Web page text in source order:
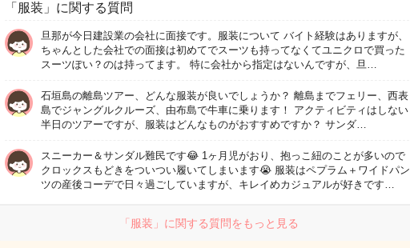
「服装」に関する質問
旦那が今日建設業の会社に面接です。服装について バイト経験はありますが、
ちゃんとした会社での面接は初めてでスーツも持ってなくてユニクロで買った
スーツぽい？のは持ってます。 特に会社から指定はないんですが、旦…
石垣島の離島ツアー、どんな服装が良いでしょうか？ 離島までフェリー、西表
島でジャングルクルーズ、由布島で牛車に乗ります！ アクティビティはしない
半日のツアーですが、服装はどんなものがおすすめですか？ サンダ…
スニーカー＆サンダル難民です😂 1ヶ月児がおり、抱っこ紐のことが多いので
クロックスもどきをついつい履いてしまいます😭 服装はペプラム＋ワイドパン
ツの産後コーデで日々過ごしていますが、キレイめカジュアルが好きです…
「服装」に関する質問をもっと見る